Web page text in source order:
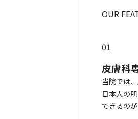
OUR
01
皮膚科
当院では
日本人の
できるの